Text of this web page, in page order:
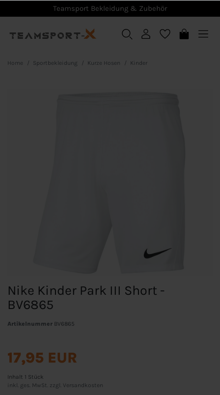
Teamsport Bekleidung & Zubehör
Home Sportbekleidung Kurze Hosen Kinder
Nike Kinder Park III Short -
BV6865
Artikelnummer BV6865
17,95 EUR
Inhalt 1 Stück
inkl. ges. MwSt. zzgl.
Versandkosten